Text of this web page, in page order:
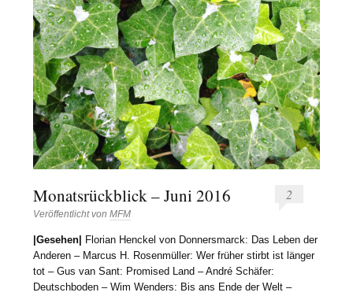
Monatsrückblick – Juni 2016
Veröffentlicht vonMFM
2
|Gesehen| Florian Henckel von Donnersmarck: Das Leben der
Anderen – Marcus H. Rosenmüller: Wer früher stirbt ist länger
tot – Gus van Sant: Promised Land – André Schäfer:
Deutschboden – Wim Wenders: Bis ans Ende der Welt –